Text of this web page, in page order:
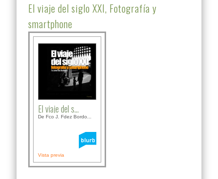
El viaje del siglo XXI, Fotografía y
smartphone
El viaje del s...
De Fco J. Fdez Bordo...
Vista previa